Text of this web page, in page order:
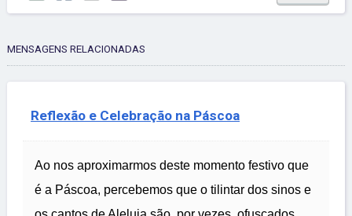
MENSAGENS RELACIONADAS
Reflexão e Celebração na Páscoa
Ao nos aproximarmos deste momento festivo que
é a Páscoa, percebemos que o tilintar dos sinos e